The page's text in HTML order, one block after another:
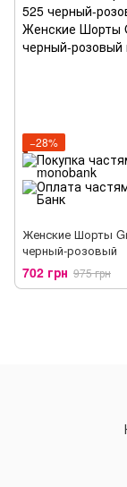
−28%
Женские Шорты
черный-розовый
702 грн 975 грн